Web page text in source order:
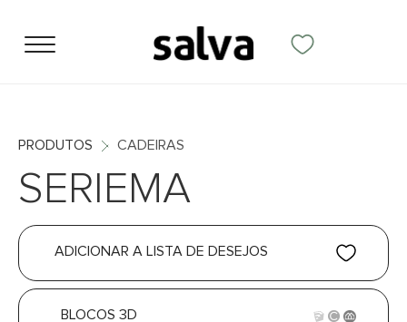
PRODUTOS CADEIRAS
SERIEMA
ADICIONAR A LISTA DE DESEJOS
BLOCOS 3D